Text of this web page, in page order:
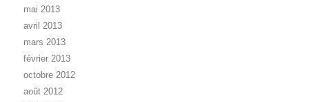
mai 2013
avril 2013
mars 2013
février 2013
octobre 2012
août 2012